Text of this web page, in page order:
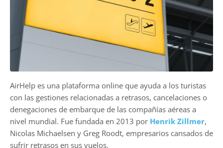
AirHelp es una plataforma online que ayuda a los turistas
con las gestiones relacionadas a retrasos, cancelaciones o
denegaciones de embarque de las compañías aéreas a
nivel mundial. Fue fundada en 2013 por Henrik Zillmer,
Nicolas Michaelsen y Greg Roodt, empresarios cansados de
sufrir retrasos en sus vuelos.